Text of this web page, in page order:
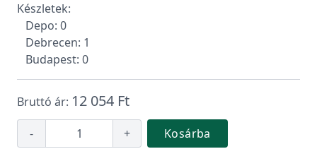
Készletek:
Depo: 0
Debrecen: 1
Budapest: 0
Bruttó ár: 12 054 Ft
- + Kosárba